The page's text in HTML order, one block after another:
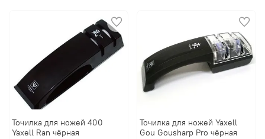
Точилка для ножей 400
Yaxell Ran чёрная
Точилка для ножей Yaxell
Gou Gousharp Pro чёрная